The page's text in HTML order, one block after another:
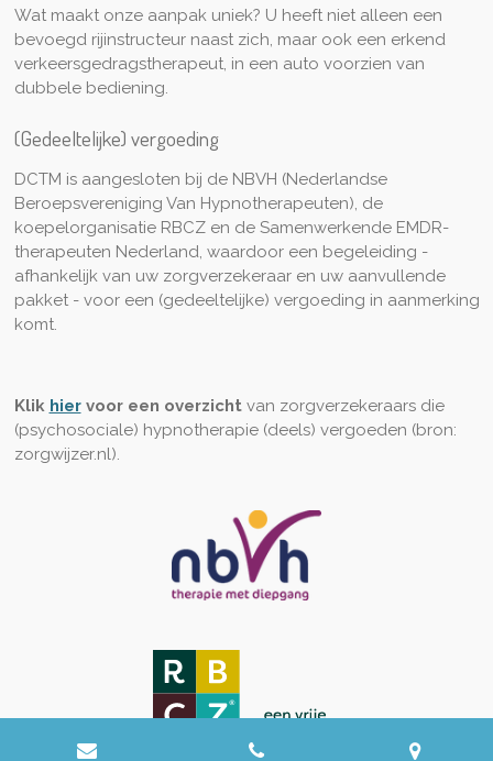
Wat maakt onze aanpak uniek? U heeft niet alleen een
bevoegd rijinstructeur naast zich, maar ook een erkend
verkeersgedragstherapeut, in een auto voorzien van
dubbele bediening.
(Gedeeltelijke) vergoeding
DCTM is aangesloten bij de NBVH (Nederlandse
Beroepsvereniging Van Hypnotherapeuten), de
koepelorganisatie RBCZ en de Samenwerkende EMDR-
therapeuten Nederland, waardoor een begeleiding -
afhankelijk van uw zorgverzekeraar en uw aanvullende
pakket - voor een (gedeeltelijke) vergoeding in aanmerking
komt.
Klik hiervoor een overzichtvan zorgverzekeraars die
(psychosociale) hypnotherapie (deels) vergoeden (bron:
zorgwijzer.nl).